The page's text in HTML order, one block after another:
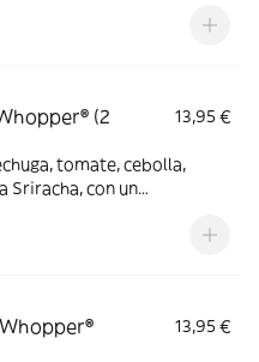
(2
13,95 €
tomate, cebolla,
Sriracha, con un
13,95 €